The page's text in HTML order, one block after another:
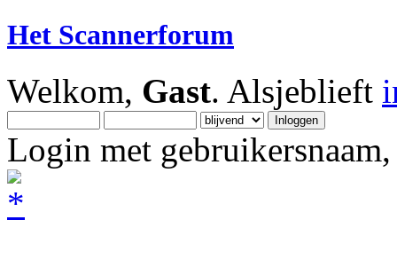
Het Scannerforum
Welkom, Gast. Alsjeblieft
Login met